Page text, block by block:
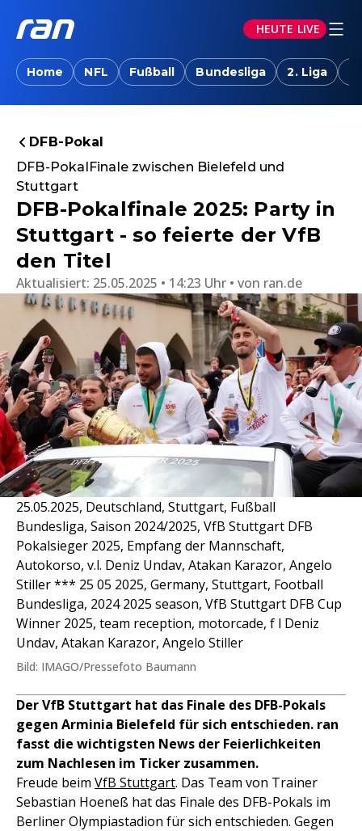
HEUTE LIVE
Home NFL Fußball Bundesliga 2. Liga
DFB-Pokal
DFB-PokalFinale zwischen Bielefeld und
Stuttgart
DFB-Pokalfinale 2025: Party in
Stuttgart - so feierte der VfB
den Titel
Aktualisiert: 25.05.2025 • 14:23 Uhr von ran.de
25.05.2025, Deutschland, Stuttgart, Fußball
Bundesliga, Saison 2024/2025, VfB Stuttgart DFB
Pokalsieger 2025, Empfang der Mannschaft,
Autokorso, v.l. Deniz Undav, Atakan Karazor, Angelo
Stiller *** 25 05 2025, Germany, Stuttgart, Football
Bundesliga, 2024 2025 season, VfB Stuttgart DFB Cup
Winner 2025, team reception, motorcade, f l Deniz
Undav, Atakan Karazor, Angelo Stiller
Bild: IMAGO/Pressefoto Baumann
Der VfB Stuttgart hat das Finale des DFB-Pokals
gegen Arminia Bielefeld für sich entschieden. ran
fasst die wichtigsten News der Feierlichkeiten
zum Nachlesen im Ticker zusammen.
Freude beim VfB Stuttgart. Das Team von Trainer
Sebastian Hoeneß hat das Finale des DFB-Pokals im
Berliner Olympiastadion für sich entschieden. Gegen